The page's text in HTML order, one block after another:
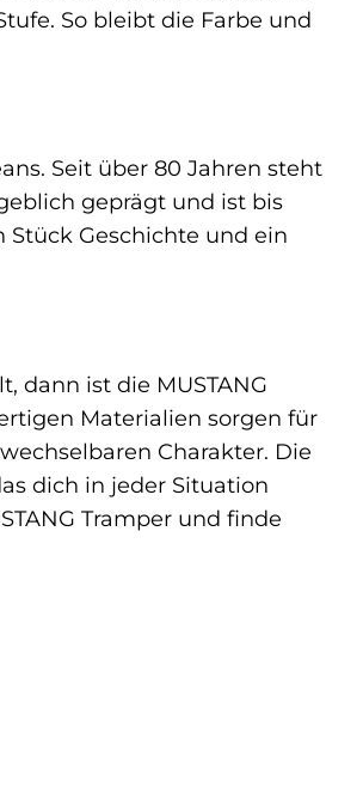
So bleibt die Farbe und
Seit über 80 Jahren steht
geprägt und ist bis
Stück Geschichte und ein
dann ist die MUSTANG
Materialien sorgen für
Charakter. Die
dich in jeder Situation
Tramper und finde